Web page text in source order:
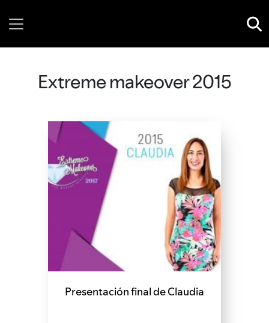
Extreme makeover 2015
Presentación final de Claudia